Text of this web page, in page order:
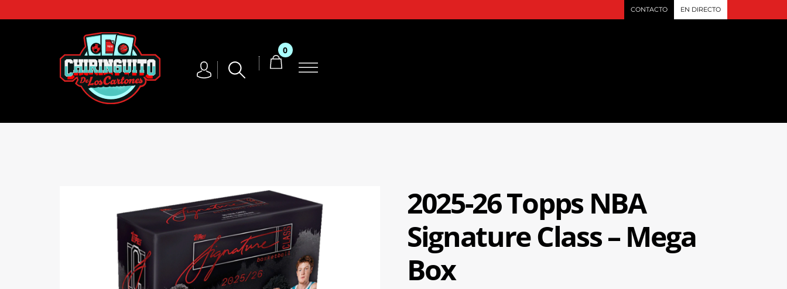
CONTACTO EN DIRECTO
0
2025-26 Topps NBA
Signature Class – Mega
Box